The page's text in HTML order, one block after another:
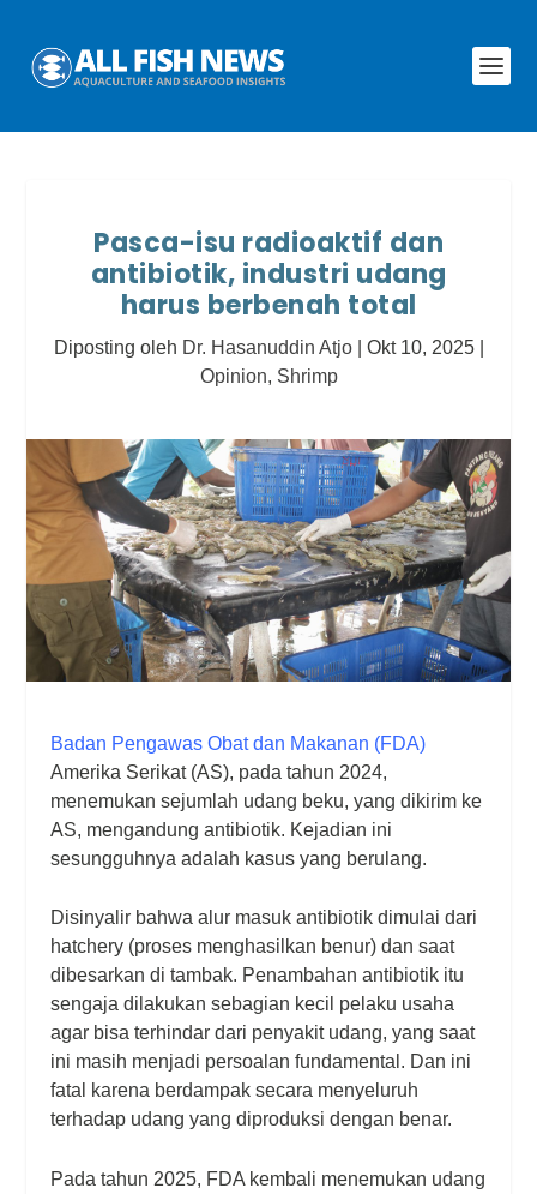
Pasca-isu radioaktif dan
antibiotik, industri udang
harus berbenah total
Diposting oleh Dr. Hasanuddin Atjo| Okt 10, 2025|
Opinion, Shrimp
Badan Pengawas Obat dan Makanan (FDA)
Amerika Serikat (AS), pada tahun 2024,
menemukan sejumlah udang beku, yang dikirim ke
AS, mengandung antibiotik. Kejadian ini
sesungguhnya adalah kasus yang berulang.
Disinyalir bahwa alur masuk antibiotik dimulai dari
hatchery (proses menghasilkan benur) dan saat
dibesarkan di tambak. Penambahan antibiotik itu
sengaja dilakukan sebagian kecil pelaku usaha
agar bisa terhindar dari penyakit udang, yang saat
ini masih menjadi persoalan fundamental. Dan ini
fatal karena berdampak secara menyeluruh
terhadap udang yang diproduksi dengan benar.
Pada tahun 2025, FDA kembali menemukan udang